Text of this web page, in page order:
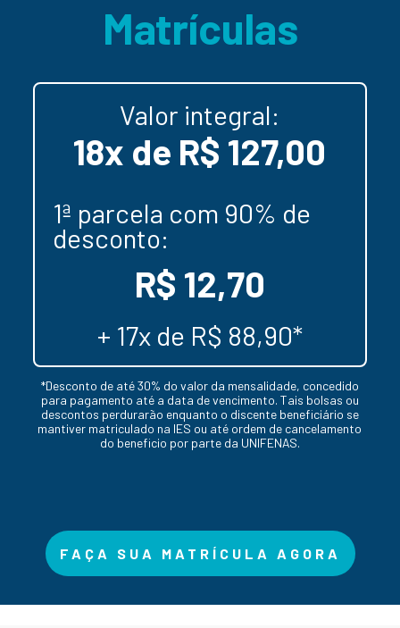
Matrículas
Valor integral:
18x de R$ 127,00
1ª parcela com 90% de
desconto:
R$ 12,70
+ 17x de R$ 88,90*
*Desconto de até 30% do valor da mensalidade, concedido
para pagamento até a data de vencimento. Tais bolsas ou
descontos perdurarão enquanto o discente beneficiário se
mantiver matriculado na IES ou até ordem de cancelamento
do beneficio por parte da UNIFENAS.
FAÇA SUA MATRÍCULA AGORA